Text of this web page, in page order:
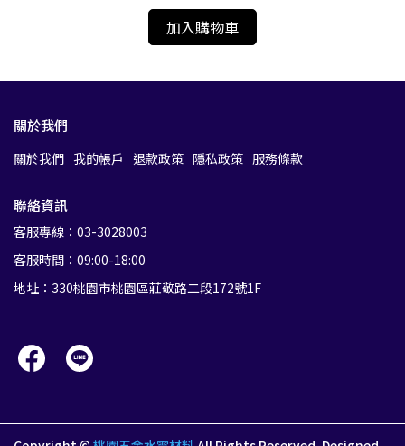
加入購物車
關於我們
關於我們 我的帳戶 退款政策 隱私政策 服務條款
聯絡資訊
客服專線：03-3028003
客服時間：09:00-18:00
地址：330桃園市桃園區莊敬路二段172號1F